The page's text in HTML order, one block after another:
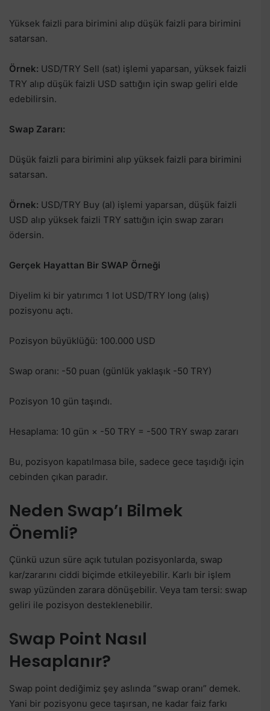
Yüksek faizli para birimini alıp düşük faizli para birimini
satarsan.
Örnek: USD/TRY Sell (sat) işlemi yaparsan, yüksek faizli
TRY alıp düşük faizli USD sattığın için swap geliri elde
edebilirsin.
Swap Zararı:
Düşük faizli para birimini alıp yüksek faizli para birimini
satarsan.
Örnek: USD/TRY Buy (al) işlemi yaparsan, düşük faizli
USD alıp yüksek faizli TRY sattığın için swap zararı
ödersin.
Gerçek Hayattan Bir SWAP Örneği
Diyelim ki bir yatırımcı 1 lot USD/TRY long (alış)
pozisyonu açtı.
Pozisyon büyüklüğü: 100.000 USD
Swap oranı: -50 puan (günlük yaklaşık -50 TRY)
Pozisyon 10 gün taşındı.
Hesaplama: 10 gün × -50 TRY = -500 TRY swap zararı
Bu, pozisyon kapatılmasa bile, sadece gece taşıdığı için
cebinden çıkan paradır.
Neden Swap’ı Bilmek
Önemli?
Çünkü uzun süre açık tutulan pozisyonlarda, swap
kar/zararını ciddi biçimde etkileyebilir. Karlı bir işlem
swap yüzünden zarara dönüşebilir. Veya tam tersi: swap
geliri ile pozisyon desteklenebilir.
Swap Point Nasıl
Hesaplanır?
Swap point dediğimiz şey aslında “swap oranı” demek.
Yani bir pozisyonu gece taşırsan, ne kadar faiz farkı